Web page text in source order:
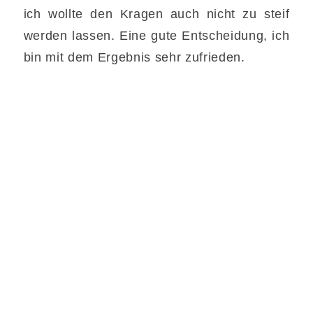
ich wollte den Kragen auch nicht zu steif
werden lassen. Eine gute Entscheidung, ich
bin mit dem Ergebnis sehr zufrieden.